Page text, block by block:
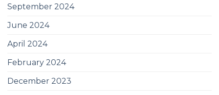
September 2024
June 2024
April 2024
February 2024
December 2023